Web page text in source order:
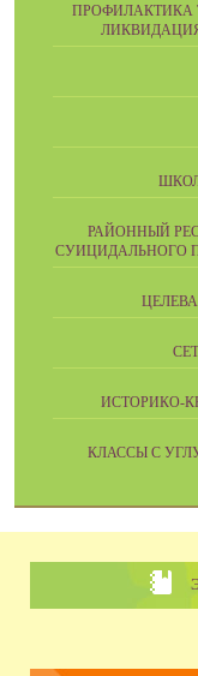
ПРОФИЛАКТИКА
РАЙОННЫЙ
СУИЦИДАЛЬНОГО
ИСТОРИКО-
КЛАССЫ С